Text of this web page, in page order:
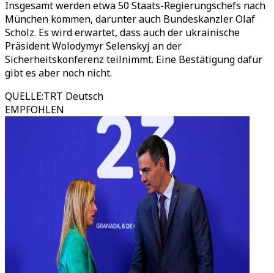
Insgesamt werden etwa 50 Staats-Regierungschefs nach
München kommen, darunter auch Bundeskanzler Olaf
Scholz. Es wird erwartet, dass auch der ukrainische
Präsident Wolodymyr Selenskyj an der
Sicherheitskonferenz teilnimmt. Eine Bestätigung dafür
gibt es aber noch nicht.
QUELLE:TRT Deutsch
EMPFOHLEN